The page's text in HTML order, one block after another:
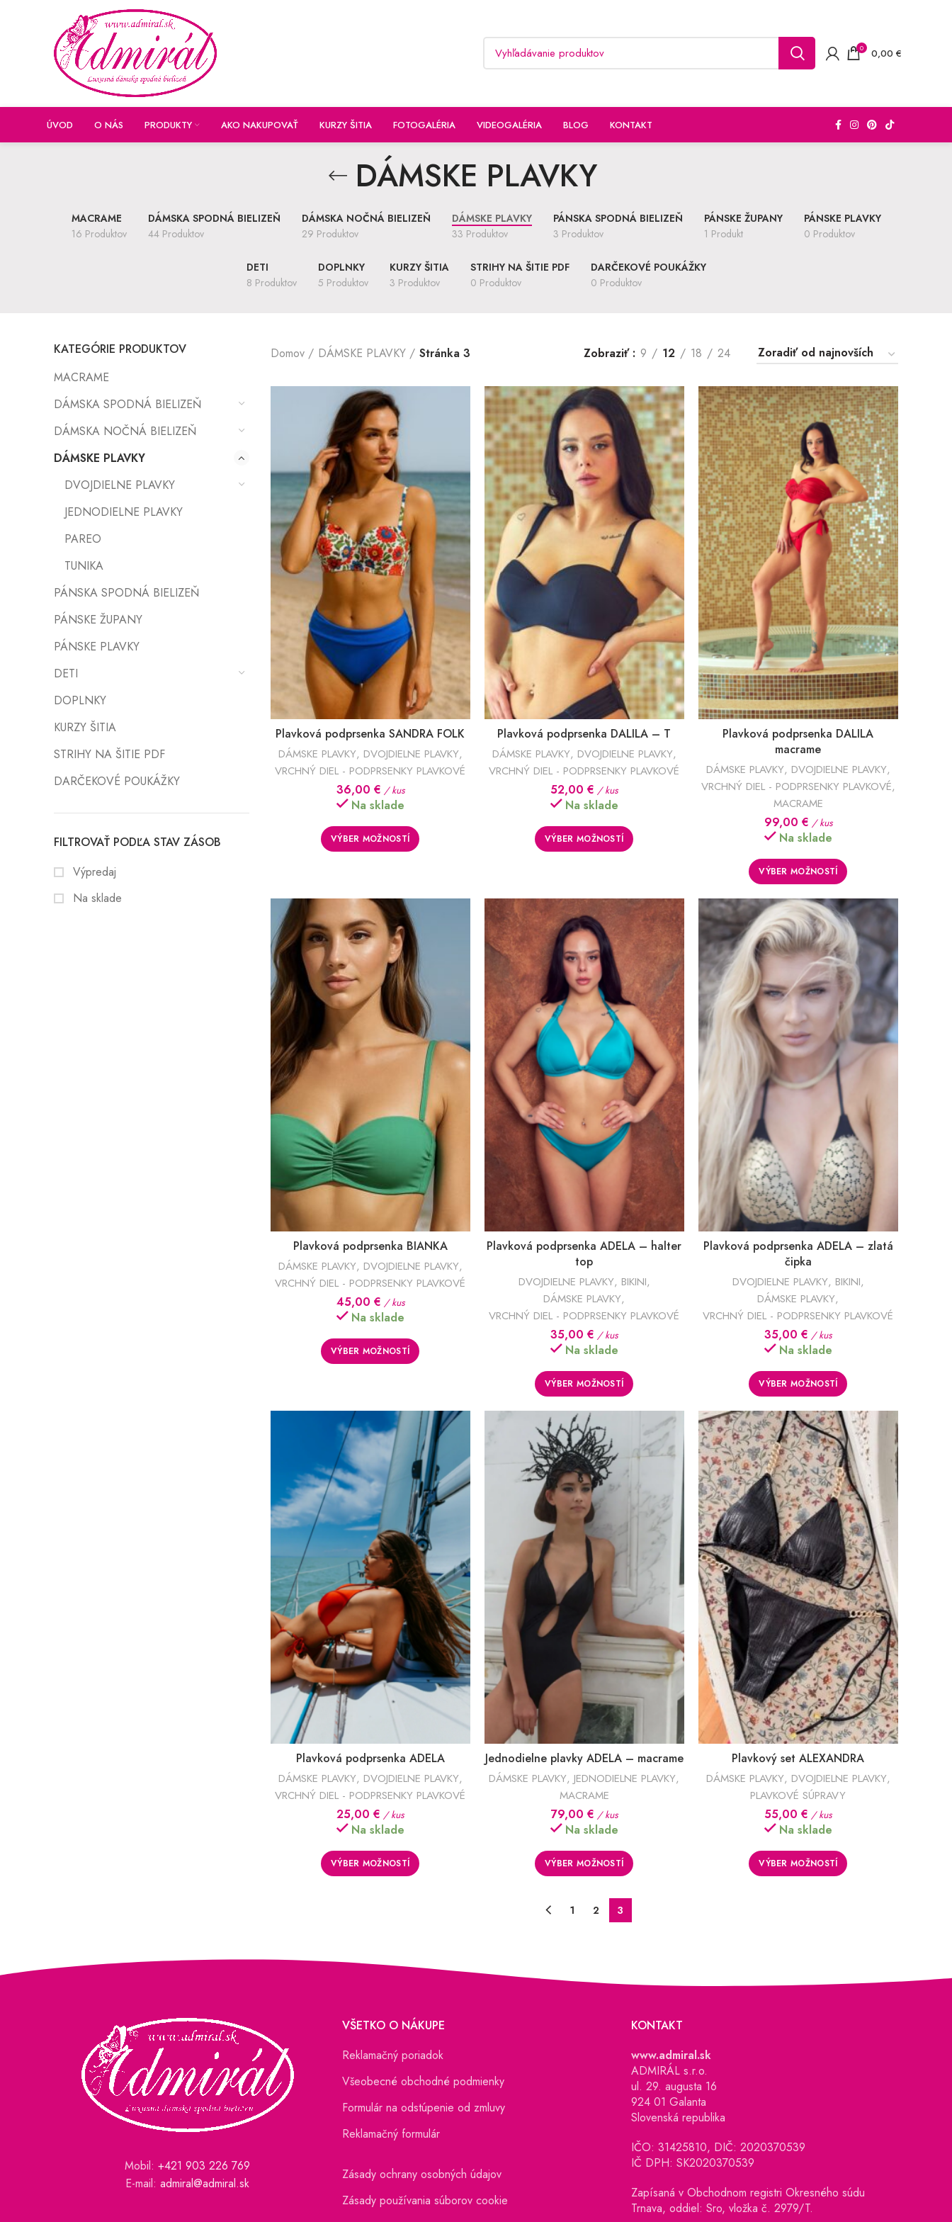
0 0,00 €
ÚVOD O NÁS PRODUKTY AKO NAKUPOVAŤ KURZY ŠITIA FOTOGALÉRIA VIDEOGALÉRIA BLOG KONTAKT
DÁMSKE PLAVKY
MACRAME
16 Produktov
DÁMSKA SPODNÁ BIELIZEŇ
44 Produktov
DÁMSKA NOČNÁ BIELIZEŇ
29 Produktov
DÁMSKE PLAVKY
33 Produktov
PÁNSKA SPODNÁ BIELIZEŇ
3 Produktov
PÁNSKE ŽUPANY
1 Produkt
PÁNSKE PLAVKY
0 Produktov
DETI
8 Produktov
DOPLNKY
5 Produktov
KURZY ŠITIA
3 Produktov
STRIHY NA ŠITIE PDF
0 Produktov
DARČEKOVÉ POUKÁŽKY
0 Produktov
KATEGÓRIE PRODUKTOV
MACRAME
DÁMSKA SPODNÁ BIELIZEŇ
DÁMSKA NOČNÁ BIELIZEŇ
DÁMSKE PLAVKY
DVOJDIELNE PLAVKY
JEDNODIELNE PLAVKY
PAREO
TUNIKA
PÁNSKA SPODNÁ BIELIZEŇ
PÁNSKE ŽUPANY
PÁNSKE PLAVKY
DETI
DOPLNKY
KURZY ŠITIA
STRIHY NA ŠITIE PDF
DARČEKOVÉ POUKÁŽKY
FILTROVAŤ PODĽA STAV ZÁSOB
Výpredaj
Na sklade
Domov DÁMSKE PLAVKY Stránka 3 Zobraziť 9 12 18 24
Plavková podprsenka SANDRA FOLK
DÁMSKE PLAVKY, DVOJDIELNE PLAVKY,
VRCHNÝ DIEL - PODPRSENKY PLAVKOVÉ
36,00 € / kus
Na sklade
VÝBER MOŽNOSTÍ
Plavková podprsenka DALILA – T
DÁMSKE PLAVKY, DVOJDIELNE PLAVKY,
VRCHNÝ DIEL - PODPRSENKY PLAVKOVÉ
52,00€ / kus
Na sklade
VÝBER MOŽNOSTÍ
Plavková podprsenka DALILA
macrame
DÁMSKE PLAVKY, DVOJDIELNE PLAVKY,
VRCHNÝ DIEL - PODPRSENKY PLAVKOVÉ,
MACRAME
99,00 € / kus
Na sklade
VÝBER MOŽNOSTÍ
Plavková podprsenka BIANKA
DÁMSKE PLAVKY, DVOJDIELNE PLAVKY,
VRCHNÝ DIEL - PODPRSENKY PLAVKOVÉ
45,00 € / kus
Na sklade
VÝBER MOŽNOSTÍ
Plavková podprsenka ADELA – halter
top
DVOJDIELNE PLAVKY, BIKINI,
DÁMSKE PLAVKY,
VRCHNÝ DIEL - PODPRSENKY PLAVKOVÉ
35,00€ / kus
Na sklade
VÝBER MOŽNOSTÍ
Plavková podprsenka ADELA – zlatá
čipka
DVOJDIELNE PLAVKY, BIKINI,
DÁMSKE PLAVKY,
VRCHNÝ DIEL - PODPRSENKY PLAVKOVÉ
35,00€ / kus
Na sklade
VÝBER MOŽNOSTÍ
Plavková podprsenka ADELA
DÁMSKE PLAVKY, DVOJDIELNE PLAVKY,
VRCHNÝ DIEL - PODPRSENKY PLAVKOVÉ
25,00€ / kus
Na sklade
VÝBER MOŽNOSTÍ
Jednodielne plavky ADELA – macrame
DÁMSKE PLAVKY, JEDNODIELNE PLAVKY,
MACRAME
79,00 € / kus
Na sklade
VÝBER MOŽNOSTÍ
Plavkový set ALEXANDRA
DÁMSKE PLAVKY, DVOJDIELNE PLAVKY,
PLAVKOVÉ SÚPRAVY
55,00€ / kus
Na sklade
VÝBER MOŽNOSTÍ
1 2 3
Mobil:+421 903 226 769
E-mail:admiral@admiral.sk
VŠETKO O NÁKUPE
Reklamačný poriadok
Všeobecné obchodné podmienky
Formulár na odstúpenie od zmluvy
Reklamačný formulár
Zásady ochrany osobných údajov
Zásady používania súborov cookie
KONTAKT
www.admiral.sk
ADMIRÁL s.r.o.
ul. 29. augusta 16
924 01 Galanta
Slovenská republika
IČO: 31425810, DIČ: 2020370539
IČ DPH: SK2020370539
Zapísaná v Obchodnom registri Okresného súdu
Trnava, oddiel: Sro, vložka č. 2979/T.